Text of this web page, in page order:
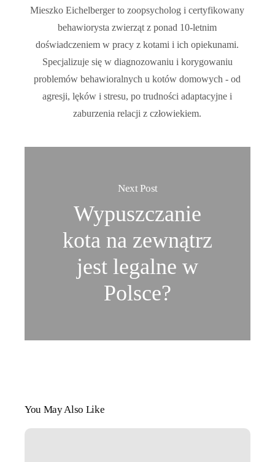
Mieszko Eichelberger to zoopsycholog i certyfikowany
behawiorysta zwierząt z ponad 10-letnim
doświadczeniem w pracy z kotami i ich opiekunami.
Specjalizuje się w diagnozowaniu i korygowaniu
problemów behawioralnych u kotów domowych - od
agresji, lęków i stresu, po trudności adaptacyjne i
zaburzenia relacji z człowiekiem.
Next Post
Wypuszczanie
kota na zewnątrz
jest legalne w
Polsce?
You May Also Like